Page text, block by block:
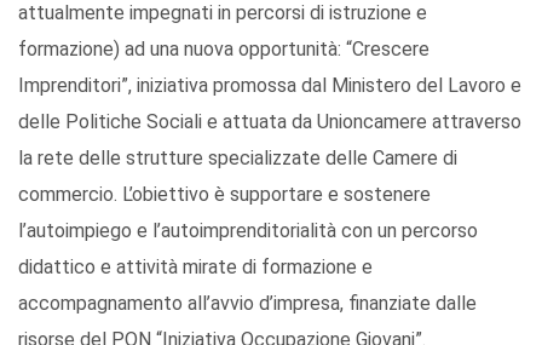
attualmente impegnati in percorsi di istruzione e
formazione) ad una nuova opportunità: “Crescere
Imprenditori”, iniziativa promossa dal Ministero del Lavoro e
delle Politiche Sociali e attuata da Unioncamere attraverso
la rete delle strutture specializzate delle Camere di
commercio. L’obiettivo è supportare e sostenere
l’autoimpiego e l’autoimprenditorialità con un percorso
didattico e attività mirate di formazione e
accompagnamento all’avvio d’impresa, finanziate dalle
risorse del PON “Iniziativa Occupazione Giovani”.